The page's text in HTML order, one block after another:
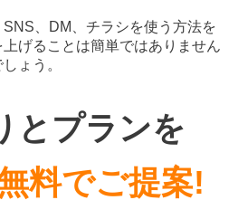
、DM、チラシを使う方法を
げることは簡単ではありません
ょう。
とプランを
料でご提案!